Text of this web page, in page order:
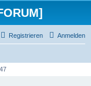
Anmelden
Registrieren